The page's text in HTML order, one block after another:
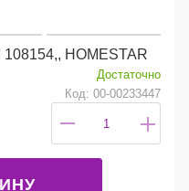
HOMESTAR
Достаточно
Код: 00-00233447